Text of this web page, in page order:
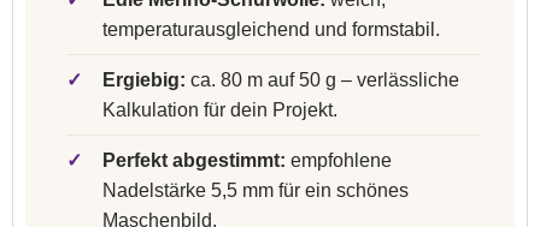
temperaturausgleichend und formstabil.
✓ Ergiebig: ca. 80 m auf 50 g – verlässliche
Kalkulation für dein Projekt.
✓ Perfekt abgestimmt: empfohlene
Nadelstärke 5,5 mm für ein schönes
Maschenbild.